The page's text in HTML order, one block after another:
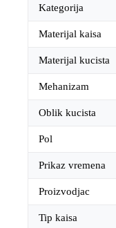
Kategorija
Materijal kaisa
Materijal kucista
Mehanizam
Oblik kucista
Pol
Prikaz vremena
Proizvodjac
Tip kaisa